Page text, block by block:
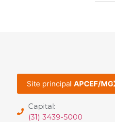
Site principal APCEF/MG
Capital:
(31) 3439-5000